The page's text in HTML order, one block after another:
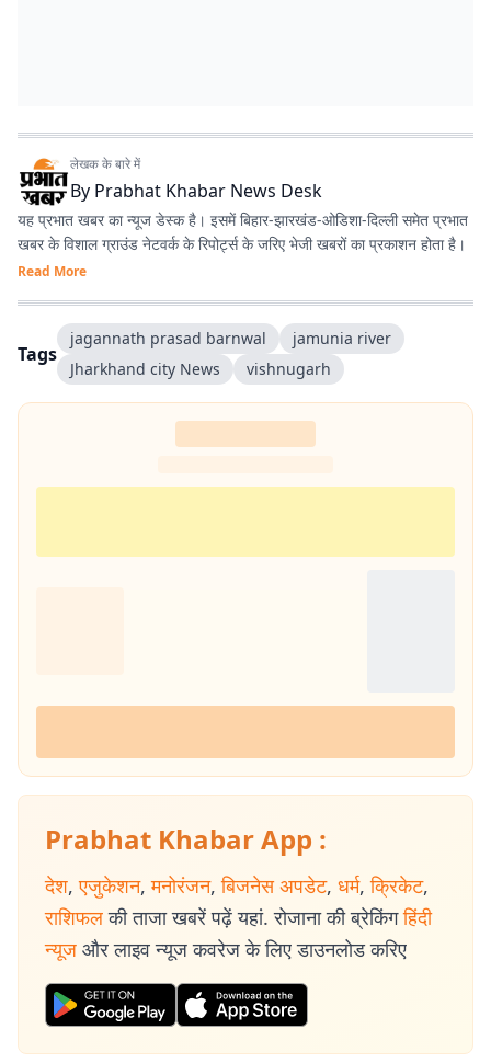
लेखक के बारे में
By Prabhat Khabar News Desk
यह प्रभात खबर का न्यूज डेस्क है। इसमें बिहार-झारखंड-ओडिशा-दिल्‍ली समेत प्रभात
खबर के विशाल ग्राउंड नेटवर्क के रिपोर्ट्स के जरिए भेजी खबरों का प्रकाशन होता है।
Read More
Tags
jagannath prasad barnwal
jamunia river
Jharkhand city News
vishnugarh
Prabhat Khabar App :
देश, एजुकेशन, मनोरंजन, बिजनेस अपडेट, धर्म, क्रिकेट,
राशिफल की ताजा खबरें पढ़ें यहां. रोजाना की ब्रेकिंग हिंदी
न्यूज और लाइव न्यूज कवरेज के लिए डाउनलोड करिए